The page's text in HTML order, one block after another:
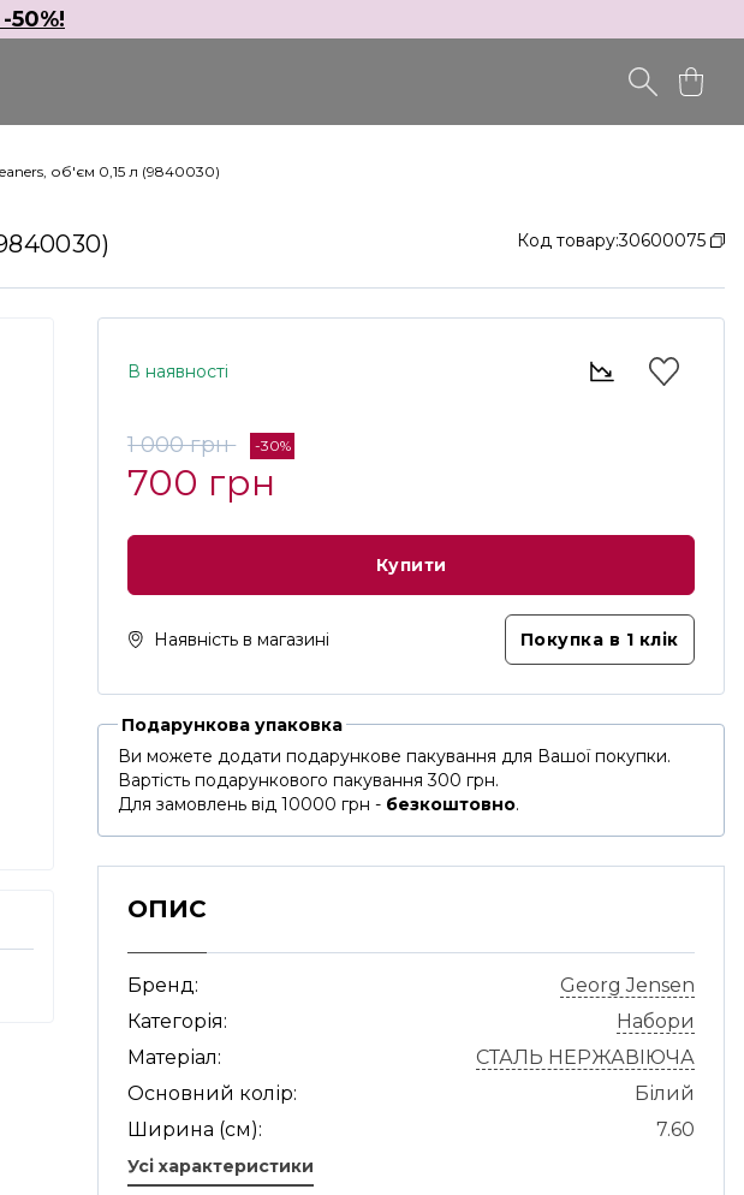
50%!
об'єм 0,15 л (9840030)
Код товару:30600075
В наявності
1 000 грн -30%
700 грн
Купити
Наявність в магазині Покупка в 1 клік
Подарункова упаковка
Ви можете додати подарункове пакування для Вашої покупки.
Вартість подарункового пакування 300 грн.
Для замовлень від 10000 грн - безкоштовно.
ОПИС
Бренд:
Georg Jensen
Категорія:
Набори
Матеріал:
СТАЛЬ НЕРЖАВІЮЧА
Основний колір:
Білий
Ширина (см):
7.60
Усі характеристики